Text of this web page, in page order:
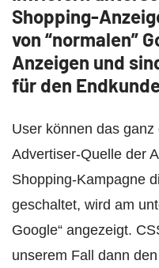
Shopping-
von “normalen”
Anzeigen und
für den
User können das
Advertiser-Quelle der
Shopping-Kampagne
geschaltet, wird am
Google“ angezeigt.
unserem Fall dann